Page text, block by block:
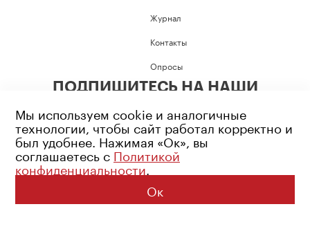
Журнал
Контакты
Опросы
ПОДПИШИТЕСЬ НА НАШИ
Возрастное ограничение: 16+
Политика конфиденциальности
© 2026 Все права защищены
Мы используем cookie и аналогичные
технологии, чтобы сайт работал корректно и
был удобнее. Нажимая «Ок», вы
соглашаетесь с Политикой
конфиденциальности.
Ок